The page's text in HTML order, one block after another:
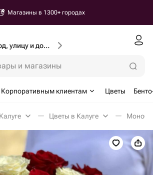
Магазины в 1300+ городах
Введите город, улицу и дом доставки
и магазины
Корпоративным клиентам Цветы
Цветы в Калуге